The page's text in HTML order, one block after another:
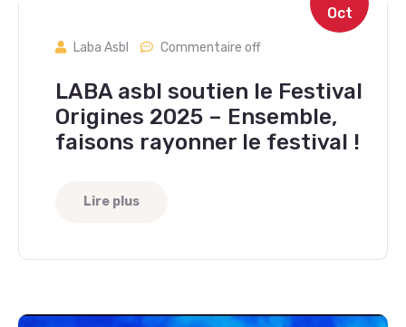
Oct
Laba Asbl Commentaire off
LABA asbl soutien le Festival
Origines 2025 – Ensemble,
faisons rayonner le festival !
Lire plus